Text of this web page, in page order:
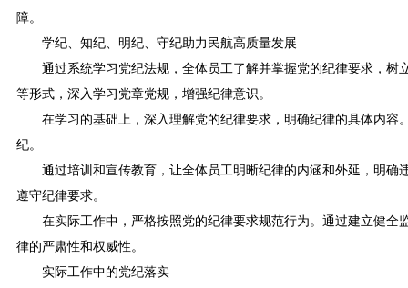
障。
学纪、知纪、明纪、守纪助力民航高质量发展
通过系统学习党纪法规，全体员工了解并掌握党的纪律要求，
等形式，深入学习党章党规，增强纪律意识。
在学习的基础上，深入理解党的纪律要求，明确纪律的具体内
纪。
通过培训和宣传教育，让全体员工明晰纪律的内涵和外延，明
遵守纪律要求。
在实际工作中，严格按照党的纪律要求规范行为。通过建立健
律的严肃性和权威性。
实际工作中的党纪落实